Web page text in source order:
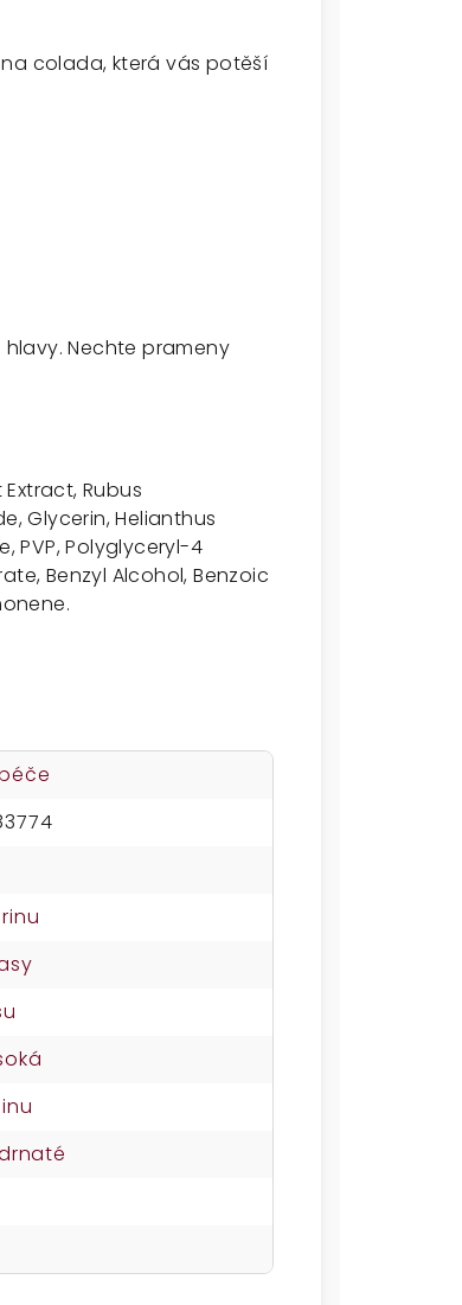
colada, která vás potěší
Nechte prameny
Rubus
Glycerin, Helianthus
PVP, Polyglyceryl-4
Benzyl Alcohol, Benzoic